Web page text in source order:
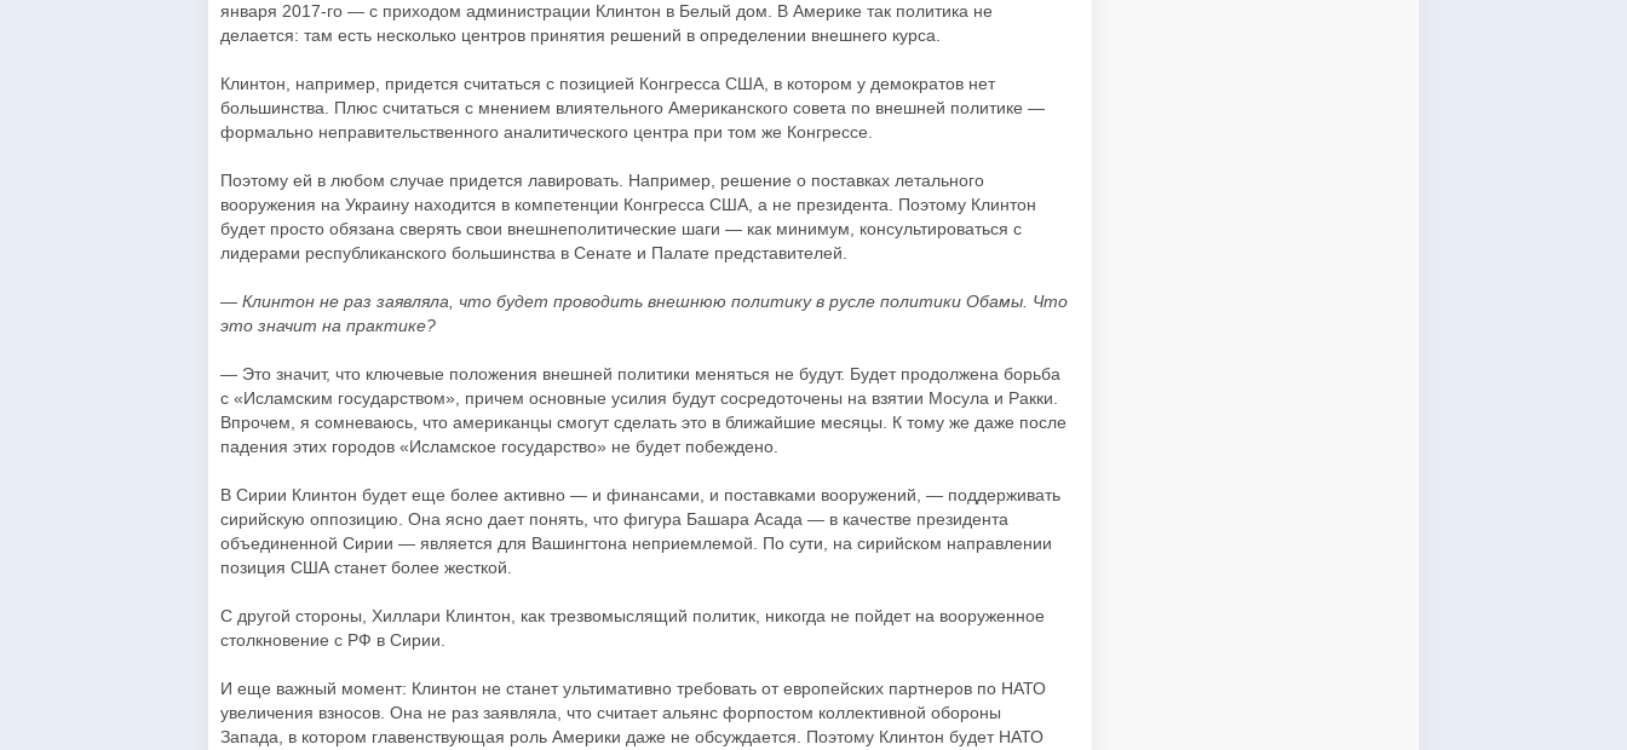
января 2017-го — с приходом администрации Клинтон в Белый дом. В Америке так политика не
делается: там есть несколько центров принятия решений в определении внешнего курса.
Клинтон, например, придется считаться с позицией Конгресса США, в котором у демократов нет
большинства. Плюс считаться с мнением влиятельного Американского совета по внешней политике —
формально неправительственного аналитического центра при том же Конгрессе.
Поэтому ей в любом случае придется лавировать. Например, решение о поставках летального
вооружения на Украину находится в компетенции Конгресса США, а не президента. Поэтому Клинтон
будет просто обязана сверять свои внешнеполитические шаги — как минимум, консультироваться с
лидерами республиканского большинства в Сенате и Палате представителей.
— Клинтон не раз заявляла, что будет проводить внешнюю политику в русле политики Обамы. Что
это значит на практике?
— Это значит, что ключевые положения внешней политики меняться не будут. Будет продолжена борьба
с «Исламским государством», причем основные усилия будут сосредоточены на взятии Мосула и Ракки.
Впрочем, я сомневаюсь, что американцы смогут сделать это в ближайшие месяцы. К тому же даже после
падения этих городов «Исламское государство» не будет побеждено.
В Сирии Клинтон будет еще более активно — и финансами, и поставками вооружений, — поддерживать
сирийскую оппозицию. Она ясно дает понять, что фигура Башара Асада — в качестве президента
объединенной Сирии — является для Вашингтона неприемлемой. По сути, на сирийском направлении
позиция США станет более жесткой.
С другой стороны, Хиллари Клинтон, как трезвомыслящий политик, никогда не пойдет на вооруженное
столкновение с РФ в Сирии.
И еще важный момент: Клинтон не станет ультимативно требовать от европейских партнеров по НАТО
увеличения взносов. Она не раз заявляла, что считает альянс форпостом коллективной обороны
Запада, в котором главенствующая роль Америки даже не обсуждается. Поэтому Клинтон будет НАТО